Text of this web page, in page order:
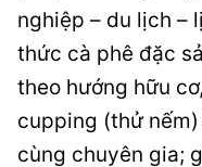
nghiệp – du lịch –
thức cà phê đặc
theo hướng hữu
cupping (thử
cùng chuyên gia;